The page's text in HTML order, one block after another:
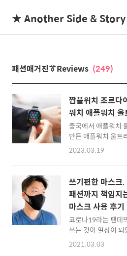
★ Another Side & Story
패션매거진👔Reviews (249)
짭플워치 조르다
워치 애플워치
중국에서 애플워치
만든 애플워치 울트
애플워치)가 있다는
들 받게 되어 구입
ZORDA ZD8 입니
구동 사진들을 공유
이 ZORDAI ZD8 스
제조한 스마트워치
는데요. 그때는 정
제품들이 많았는데,
살짝 이질감이 들었
2023.03.19
쓰기편한 마스크
패션까지 책임지
마스크 사용 후기
코로나19라는 팬데
쓰는 것이 일상이
는 하지만, 적어도
2021.03.03